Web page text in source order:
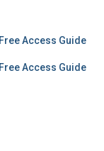
Access Guide
Access Guide